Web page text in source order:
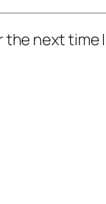
the next time